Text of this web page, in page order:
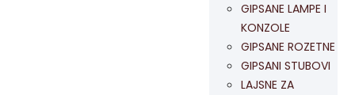
GIPSANE LAMPE I
KONZOLE
GIPSANE ROZETNE
GIPSANI STUBOVI
LAJSNE ZA